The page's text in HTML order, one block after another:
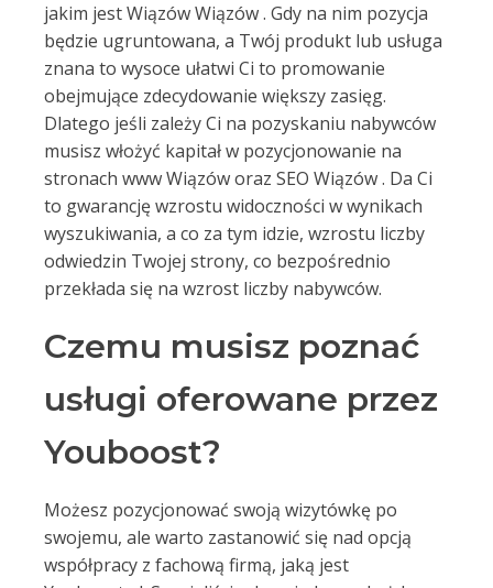
jakim jest Wiązów Wiązów . Gdy na nim pozycja
będzie ugruntowana, a Twój produkt lub usługa
znana to wysoce ułatwi Ci to promowanie
obejmujące zdecydowanie większy zasięg.
Dlatego jeśli zależy Ci na pozyskaniu nabywców
musisz włożyć kapitał w pozycjonowanie na
stronach www Wiązów oraz SEO Wiązów . Da Ci
to gwarancję wzrostu widoczności w wynikach
wyszukiwania, a co za tym idzie, wzrostu liczby
odwiedzin Twojej strony, co bezpośrednio
przekłada się na wzrost liczby nabywców.
Czemu musisz poznać
usługi oferowane przez
Youboost?
Możesz pozycjonować swoją wizytówkę po
swojemu, ale warto zastanowić się nad opcją
współpracy z fachową firmą, jaką jest